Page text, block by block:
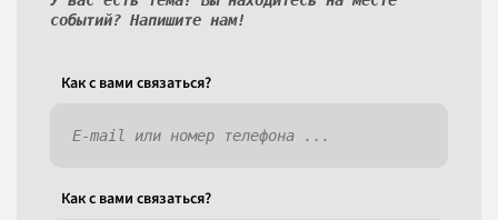
событий? Напишите нам!
Как c вами связаться?
Как c вами связаться?